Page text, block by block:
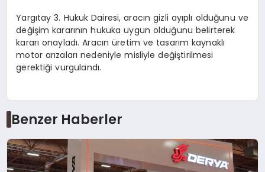
Yargıtay 3. Hukuk Dairesi, aracın gizli ayıplı olduğunu ve
değişim kararının hukuka uygun olduğunu belirterek
kararı onayladı. Aracın üretim ve tasarım kaynaklı
motor arızaları nedeniyle misliyle değiştirilmesi
gerektiği vurgulandı.
Benzer Haberler